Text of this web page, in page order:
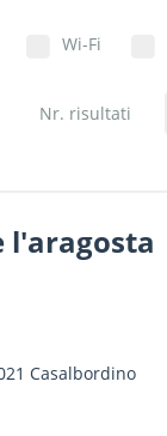
Wi-Fi
Nr. risultati
l'aragosta
Casalbordino